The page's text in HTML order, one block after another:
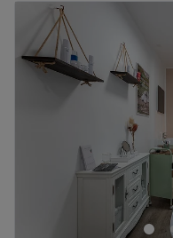
Dienstag
Mittwoch
Donnerstag
Freitag
Samstag
In der
pflegt das Team
allerhöchstem Niveau
Behandlungen und